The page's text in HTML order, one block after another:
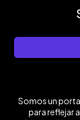
Somos un
para reflejar